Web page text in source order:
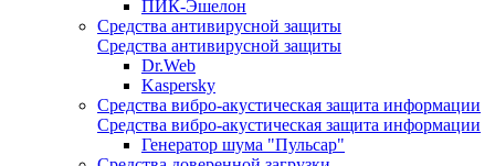
ПИК-Эшелон
Средства антивирусной защиты
Средства антивирусной защиты
Dr.Web
Kaspersky
Средства вибро-акустическая защита информации
Средства вибро-акустическая защита информации
Генератор шума "Пульсар"